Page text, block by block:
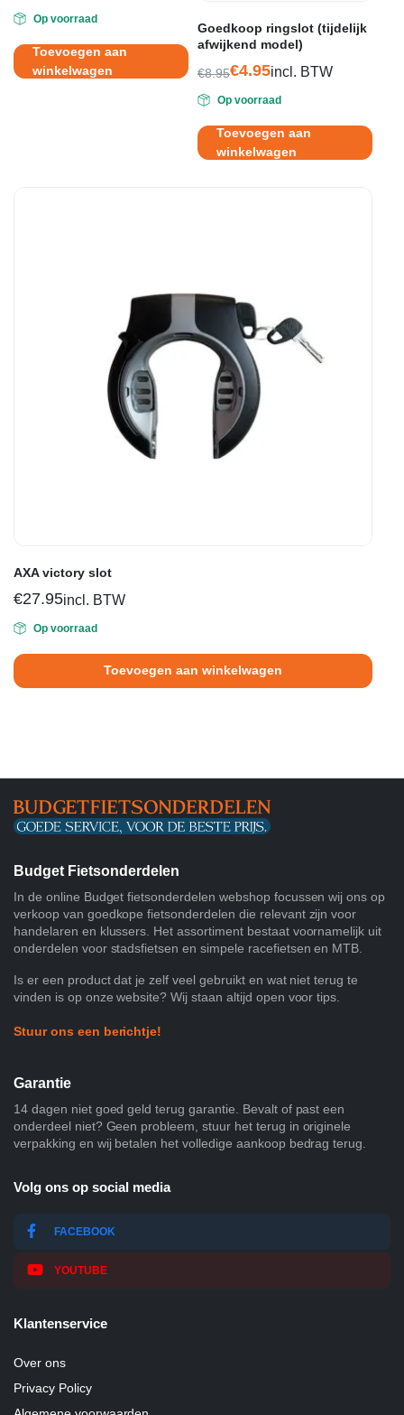
prijs
was:
€12.95.
prijs
is:
€6.95.
Op voorraad
Toevoegen aan
winkelwagen
Goedkoop ringslot (tijdelijk
afwijkend model)
€8.95
prijs
was:
€8.95.
€4.95
prijs
is:
€4.95.
incl. BTW
Op voorraad
Toevoegen aan
winkelwagen
AXA victory slot
€27.95incl. BTW
Op voorraad
Toevoegen aan winkelwagen
Budget Fietsonderdelen
In de online Budget fietsonderdelen webshop focussen wij ons op
verkoop van goedkope fietsonderdelen die relevant zijn voor
handelaren en klussers. Het assortiment bestaat voornamelijk uit
onderdelen voor stadsfietsen en simpele racefietsen en MTB.
Is er een product dat je zelf veel gebruikt en wat niet terug te
vinden is op onze website? Wij staan altijd open voor tips.
Stuur ons een berichtje!
Garantie
14 dagen niet goed geld terug garantie. Bevalt of past een
onderdeel niet? Geen probleem, stuur het terug in originele
verpakking en wij betalen het volledige aankoop bedrag terug.
Volg ons op social media
FACEBOOK
YOUTUBE
Klantenservice
Over ons
Privacy Policy